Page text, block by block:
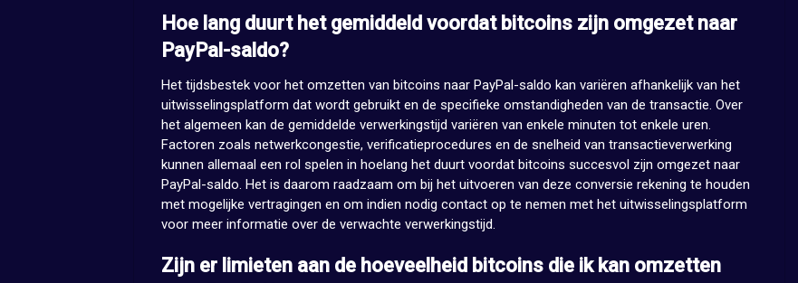
Hoe lang duurt het gemiddeld voordat bitcoins zijn omgezet naar
PayPal-saldo?
Het tijdsbestek voor het omzetten van bitcoins naar PayPal-saldo kan variëren afhankelijk van het
uitwisselingsplatform dat wordt gebruikt en de specifieke omstandigheden van de transactie. Over
het algemeen kan de gemiddelde verwerkingstijd variëren van enkele minuten tot enkele uren.
Factoren zoals netwerkcongestie, verificatieprocedures en de snelheid van transactieverwerking
kunnen allemaal een rol spelen in hoelang het duurt voordat bitcoins succesvol zijn omgezet naar
PayPal-saldo. Het is daarom raadzaam om bij het uitvoeren van deze conversie rekening te houden
met mogelijke vertragingen en om indien nodig contact op te nemen met het uitwisselingsplatform
voor meer informatie over de verwachte verwerkingstijd.
Zijn er limieten aan de hoeveelheid bitcoins die ik kan omzetten